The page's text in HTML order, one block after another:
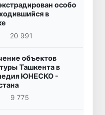
особо
в
20 991
объектов
Ташкента в
ЮНЕСКО -
9 775